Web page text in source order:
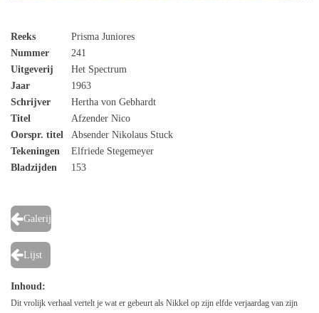
Reeks
Prisma Juniores
Nummer
241
Uitgeverij
Het Spectrum
Jaar
1963
Schrijver
Hertha von Gebhardt
Titel
Afzender Nico
Oorspr. titel
Absender Nikolaus Stuck
Tekeningen
Elfriede Stegemeyer
Bladzijden
153
Galerij
Lijst
Inhoud:
Dit vrolijk verhaal vertelt je wat er gebeurt als Nikkel op zijn elfde verjaardag van zijn